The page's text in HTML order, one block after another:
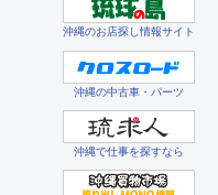
沖縄のお店探し情報サイト
沖縄の中古車・パーツ
沖縄で仕事を探すなら